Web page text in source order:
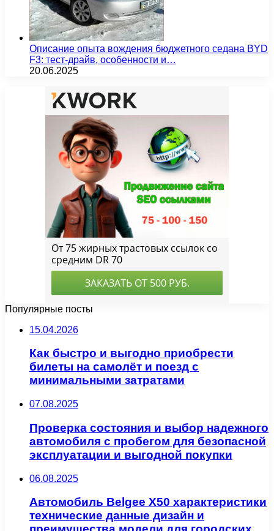
Описание опыта вождения бюджетного седана BYD
F3: тест-драйв, особенности и…
20.06.2025
Популярные посты
15.04.2026
Как быстро и выгодно приобрести
билеты на самолёт и поезд с
минимальными затратами
07.08.2025
Проверка состояния и выбор надежного
автомобиля с пробегом для безопасной
эксплуатации и выгодной покупки
06.08.2025
Автомобиль Belgee X50 характеристики
технические данные дизайн и